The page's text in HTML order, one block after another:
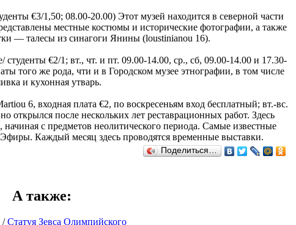
€3/1,50; 08.00-20.00) Этот музей находится в северной части
местные костюмы и исторические фотографии, а также
— талесы из синагоги Янины (loustinianou 16).
€2/1; вт., чт. и пт. 09.00-14.00, ср., сб, 09.00-14.00 и 17.30-
того же рода, чти и в Городском музее этнографии, в том числе
и кухонная утварь.
6, входная плата €2, по воскресеньям вход бесплатный; вт.-вс.
открылся после нескольких лет реставрационных работ. Здесь
с предметов неолитического периода. Самые известные
Каждый месяц здесь проводятся временные выставки.
Поделиться…
А также:
/Статуя Зевса Олимпийского